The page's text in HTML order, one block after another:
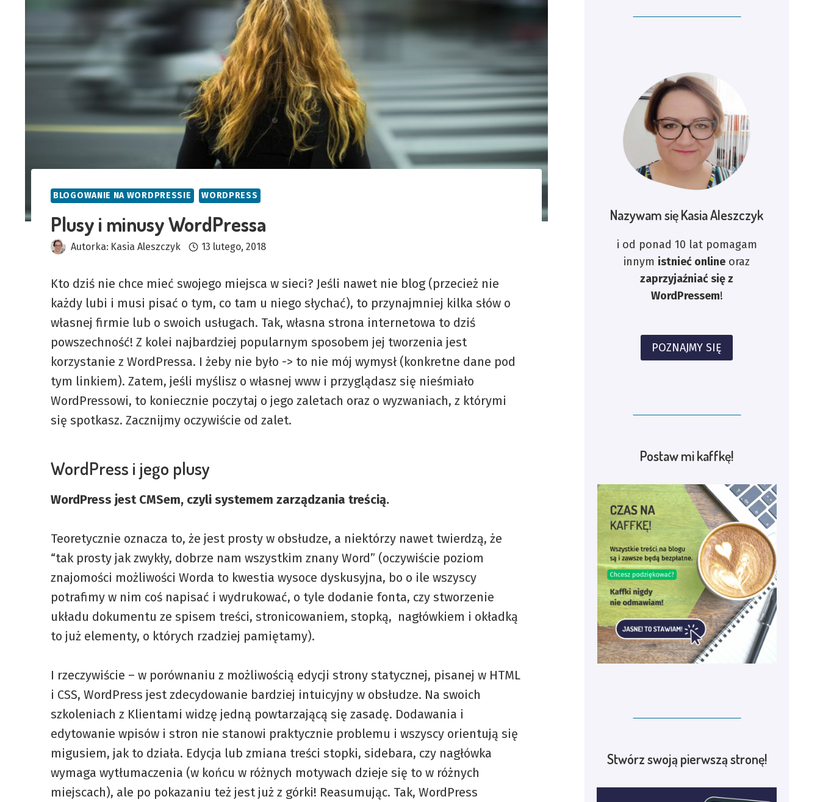
BLOGOWANIE NA WORDPRESSIE WORDPRESS
Plusy i minusy WordPressa
Autorka: Kasia Aleszczyk 13 lutego, 2018
Kto dziś nie chce mieć swojego miejsca w sieci? Jeśli nawet nie blog (przecież nie
każdy lubi i musi pisać o tym, co tam u niego słychać), to przynajmniej kilka słów o
własnej firmie lub o swoich usługach. Tak, własna strona internetowa to dziś
powszechność! Z kolei najbardziej popularnym sposobem jej tworzenia jest
korzystanie z WordPressa. I żeby nie było -> to nie mój wymysł (konkretne dane pod
tym linkiem). Zatem, jeśli myślisz o własnej www i przyglądasz się nieśmiało
WordPressowi, to koniecznie poczytaj o jego zaletach oraz o wyzwaniach, z którymi
się spotkasz. Zacznijmy oczywiście od zalet.
WordPress i jego plusy
WordPress jest CMSem, czyli systemem zarządzania treścią.
Teoretycznie oznacza to, że jest prosty w obsłudze, a niektórzy nawet twierdzą, że
“tak prosty jak zwykły, dobrze nam wszystkim znany Word” (oczywiście poziom
znajomości możliwości Worda to kwestia wysoce dyskusyjna, bo o ile wszyscy
potrafimy w nim coś napisać i wydrukować, o tyle dodanie fonta, czy stworzenie
układu dokumentu ze spisem treści, stronicowaniem, stopką, nagłówkiem i okładką
to już elementy, o których rzadziej pamiętamy).
I rzeczywiście – w porównaniu z możliwością edycji strony statycznej, pisanej w HTML
i CSS, WordPress jest zdecydowanie bardziej intuicyjny w obsłudze. Na swoich
szkoleniach z Klientami widzę jedną powtarzającą się zasadę. Dodawania i
edytowanie wpisów i stron nie stanowi praktycznie problemu i wszyscy orientują się
migusiem, jak to działa. Edycja lub zmiana treści stopki, sidebara, czy nagłówka
wymaga wytłumaczenia (w końcu w różnych motywach dzieje się to w różnych
miejscach), ale po pokazaniu też jest już z górki! Reasumując. Tak, WordPress
Nazywam się Kasia Aleszczyk
i od ponad 10 lat pomagam
innym istnieć online oraz
zaprzyjaźniać się z
WordPressem!
POZNAJMY SIĘ
Postaw mi kaffkę!
Stwórz swoją pierwszą stronę!